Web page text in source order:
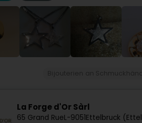
La Forge d'Or Sàrl
65 Grand RueL-9051Ettelbruck